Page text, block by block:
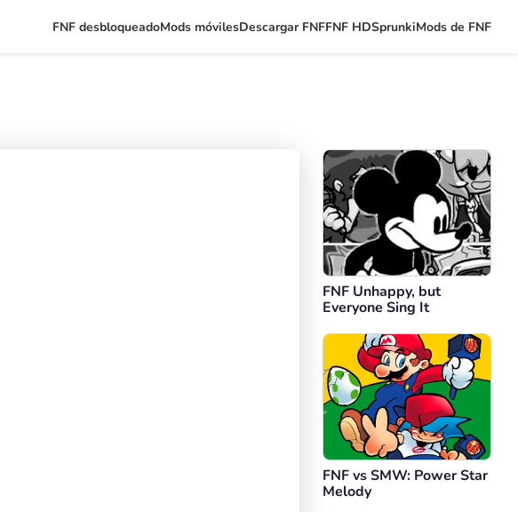
FNF desbloqueadoMods móvilesDescargar FNFFNF HDSprunkiMods de FNF
FNF Unhappy, but
Everyone Sing It
FNF vs SMW: Power Star
Melody